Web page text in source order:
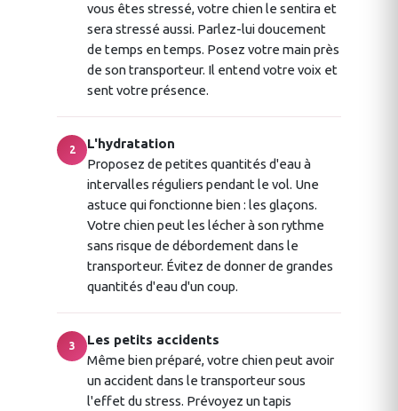
vous êtes stressé, votre chien le sentira et
sera stressé aussi. Parlez-lui doucement
de temps en temps. Posez votre main près
de son transporteur. Il entend votre voix et
sent votre présence.
2
L'hydratation
Proposez de petites quantités d'eau à
intervalles réguliers pendant le vol. Une
astuce qui fonctionne bien : les glaçons.
Votre chien peut les lécher à son rythme
sans risque de débordement dans le
transporteur. Évitez de donner de grandes
quantités d'eau d'un coup.
3
Les petits accidents
Même bien préparé, votre chien peut avoir
un accident dans le transporteur sous
l'effet du stress. Prévoyez un tapis